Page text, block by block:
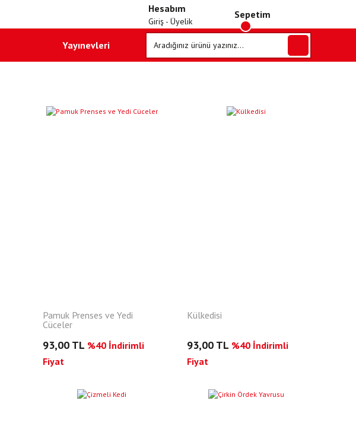
Hesabım
Giriş - Üyelik
Sepetim
Yayınevleri
Pamuk Prenses ve Yedi
Cüceler
93,00 TL %40 İndirimli
Fiyat
Külkedisi
93,00 TL %40 İndirimli
Fiyat